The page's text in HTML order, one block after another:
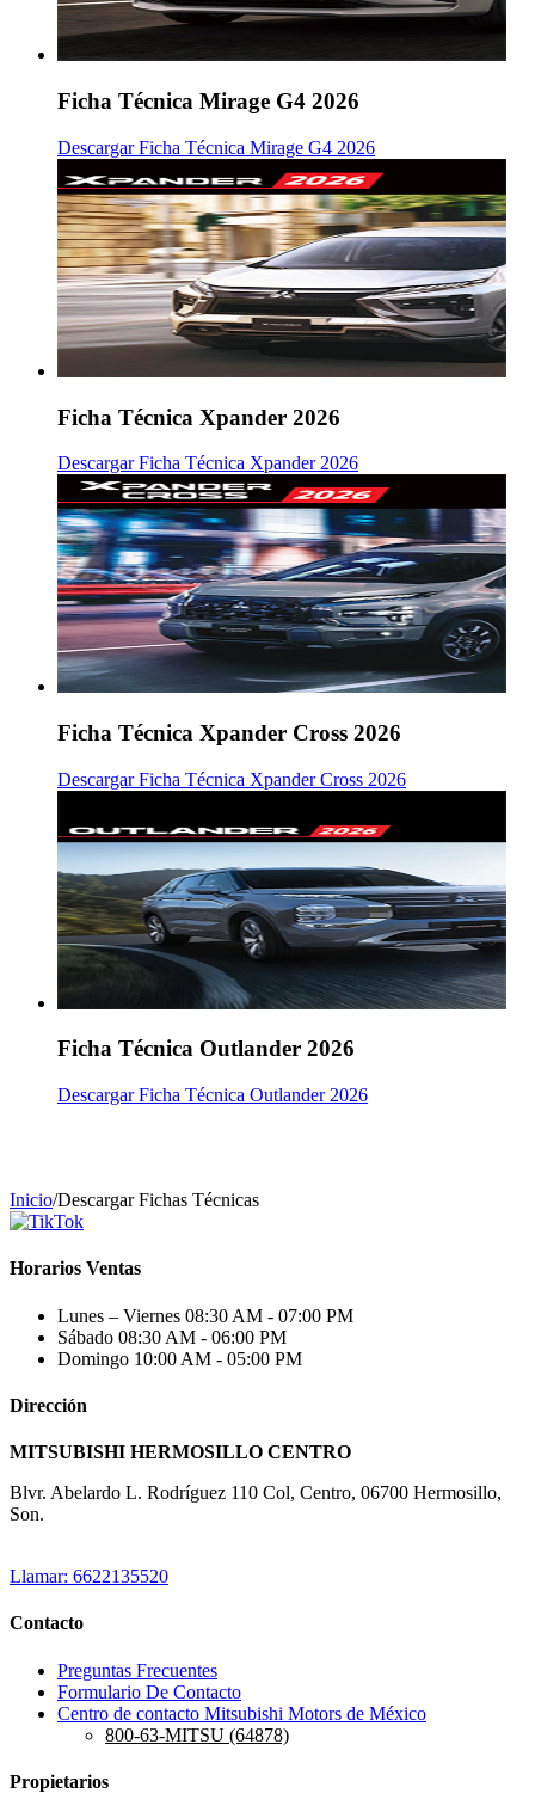
Ficha Técnica Mirage G4 2026
Descargar Ficha Técnica Mirage G4 2026
Ficha Técnica Xpander 2026
Descargar Ficha Técnica Xpander 2026
Ficha Técnica Xpander Cross 2026
Descargar Ficha Técnica Xpander Cross 2026
Ficha Técnica Outlander 2026
Descargar Ficha Técnica Outlander 2026
Inicio/Descargar Fichas Técnicas
Horarios Ventas
Lunes – Viernes 08:30 AM - 07:00 PM
Sábado 08:30 AM - 06:00 PM
Domingo 10:00 AM - 05:00 PM
Dirección
MITSUBISHI HERMOSILLO CENTRO
Blvr. Abelardo L. Rodríguez 110 Col, Centro, 06700 Hermosillo,
Son.
Llamar: 6622135520
Contacto
Preguntas Frecuentes
Formulario De Contacto
Centro de contacto Mitsubishi Motors de México
800-63-MITSU (64878)
Propietarios